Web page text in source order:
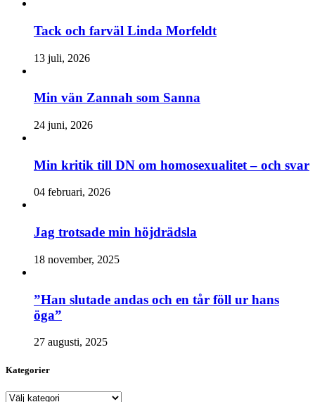
Tack och farväl Linda Morfeldt
13 juli, 2026
Min vän Zannah som Sanna
24 juni, 2026
Min kritik till DN om homosexualitet – och svar
04 februari, 2026
Jag trotsade min höjdrädsla
18 november, 2025
”Han slutade andas och en tår föll ur hans
öga”
27 augusti, 2025
Kategorier
Kategorier